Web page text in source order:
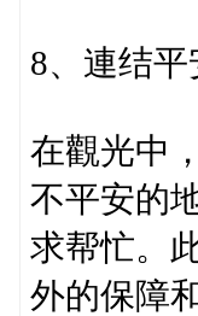
8、連结
在觀光中
不平安的
求帮忙。
外的保障